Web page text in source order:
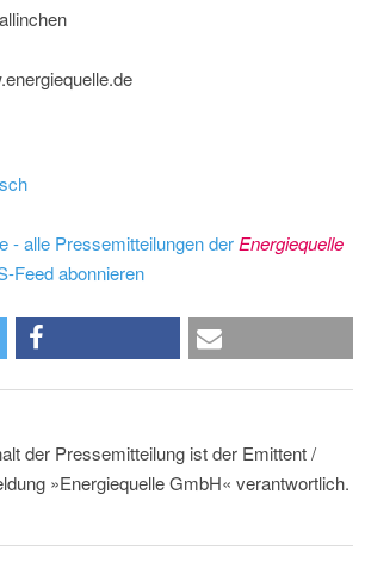
- alle Pressemitteilungen der Energiequelle
Feed abonnieren
der Pressemitteilung ist der Emittent /
»Energiequelle GmbH« verantwortlich.